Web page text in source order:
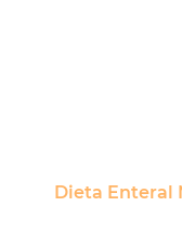
Dieta Enteral